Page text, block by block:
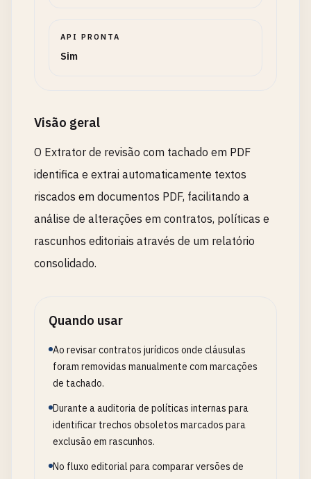
API PRONTA
Sim
Visão geral
O Extrator de revisão com tachado em PDF
identifica e extrai automaticamente textos
riscados em documentos PDF, facilitando a
análise de alterações em contratos, políticas e
rascunhos editoriais através de um relatório
consolidado.
Quando usar
Ao revisar contratos jurídicos onde cláusulas
foram removidas manualmente com marcações
de tachado.
Durante a auditoria de políticas internas para
identificar trechos obsoletos marcados para
exclusão em rascunhos.
No fluxo editorial para comparar versões de